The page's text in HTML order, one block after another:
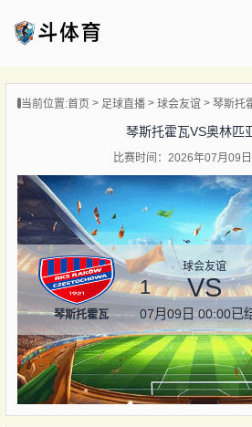
播
像
闻
当前位置:首页 足球直播 球会友谊 琴斯托
琴斯托霍瓦VS奥林匹
比赛时间：2026年07月09
琴斯托霍瓦
球会友谊
1 VS
07月09日 00:00已